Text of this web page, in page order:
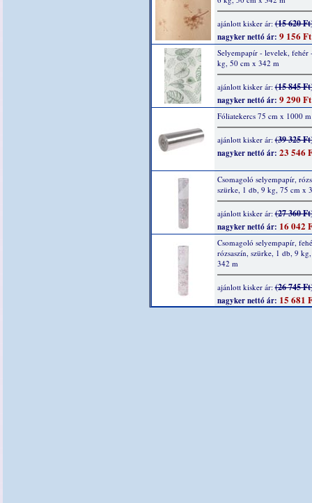
ajánlott kisker ár:(15 620
nagyker nettó ár: 9 156 Ft
Selyempapír - levelek, fehér
kg, 50 cm x 342 m
ajánlott kisker ár:(15 845
nagyker nettó ár: 9 290 Ft
Fóliatekercs 75 cm x 1000 m
ajánlott kisker ár:(39 325
nagyker nettó ár: 23 546
Csomagoló selyempapír,
szürke, 1 db, 9 kg, 75 cm x
ajánlott kisker ár:(27 360
nagyker nettó ár: 16 042
Csomagoló selyempapír,
rózsaszín, szürke, 1 db, 9
342 m
ajánlott kisker ár:(26 745
nagyker nettó ár: 15 681